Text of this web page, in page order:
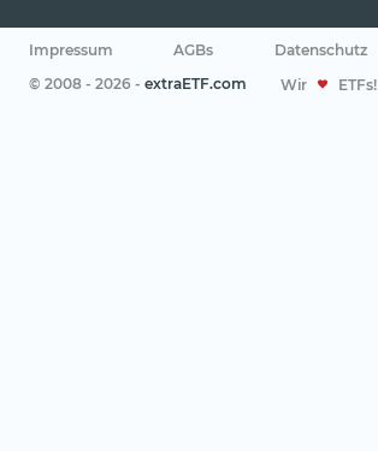
Impressum AGBs Datenschutz
© 2008 - 2026 - extraETF.com Wir ETFs!